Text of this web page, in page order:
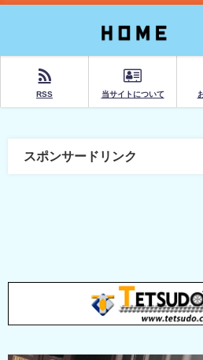
RSS 当サイトについて
スポンサードリンク